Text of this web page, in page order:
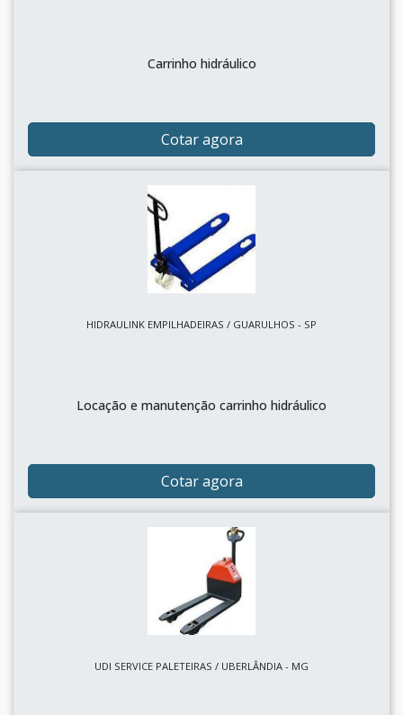
Carrinho hidráulico
Cotar agora
HIDRAULINK EMPILHADEIRAS / GUARULHOS - SP
Locação e manutenção carrinho hidráulico
Cotar agora
UDI SERVICE PALETEIRAS / UBERLÂNDIA - MG